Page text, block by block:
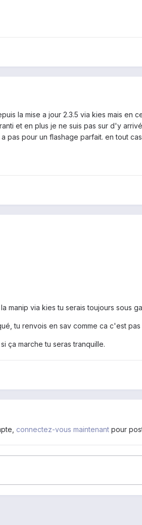
la mise a jour 2.3.5 via kies mais
et en plus je ne suis pas sur d'y
pas pour un flashage parfait. en tout
manip via kies tu serais toujours sous
tu renvois en sav comme ca c'est
ça marche tu seras tranquille.
connectez-vous maintenant pour